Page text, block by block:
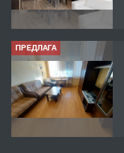
ПРЕДЛАГА